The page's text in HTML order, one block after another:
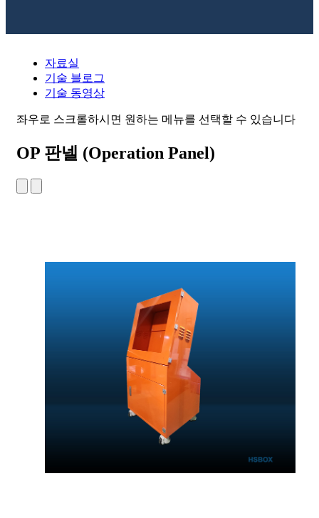
자료실
기술 블로그
기술 동영상
좌우로 스크롤하시면 원하는 메뉴를 선택할 수 있습니다
OP 판넬 (Operation Panel)